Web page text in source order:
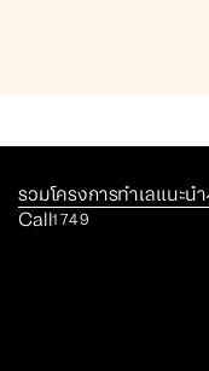
รวมโครงการทำเลแนะนำ
Call1749